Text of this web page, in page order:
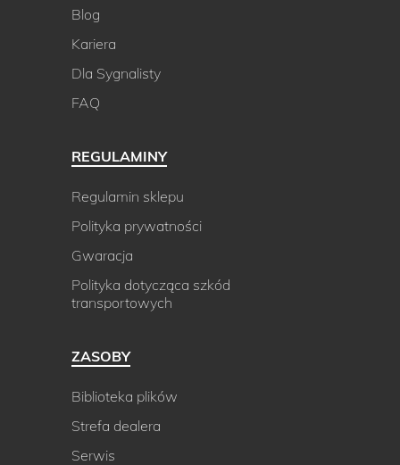
Blog
Kariera
Dla Sygnalisty
FAQ
REGULAMINY
Regulamin sklepu
Polityka prywatności
Gwaracja
Polityka dotycząca szkód
transportowych
ZASOBY
Biblioteka plików
Strefa dealera
Serwis